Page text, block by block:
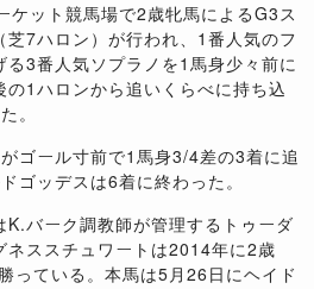
ット競馬場で2歳牝馬によるG3ス
7ハロン）が行われ、1番人気のフ
る3番人気ソプラノを1馬身少々前に
の1ハロンから追いくらべに持ち込
。
ゴール寸前で1馬身3/4差の3着に追
ゴッデスは6着に終わった。
バーク調教師が管理するトゥーダ
ネススチュワートは2014年に2歳
っている。本馬は5月26日にヘイド